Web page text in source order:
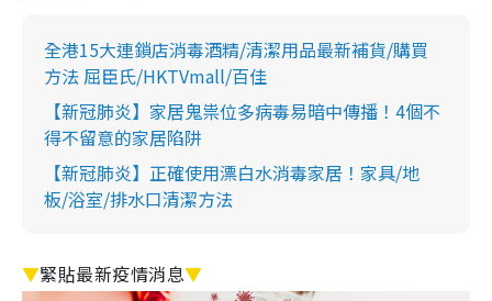
全港15大連鎖店消毒酒精/清潔用品最新補貨/購買
方法 屈臣氏/HKTVmall/百佳
【新冠肺炎】家居鬼祟位多病毒易暗中傳播！4個不
得不留意的家居陷阱
【新冠肺炎】正確使用漂白水消毒家居！家具/地
板/浴室/排水口清潔方法
▼緊貼最新疫情消息▼